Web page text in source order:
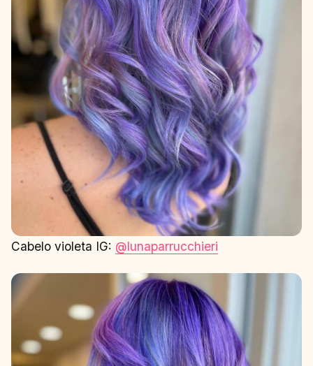
Cabelo violeta IG: @lunaparrucchieri